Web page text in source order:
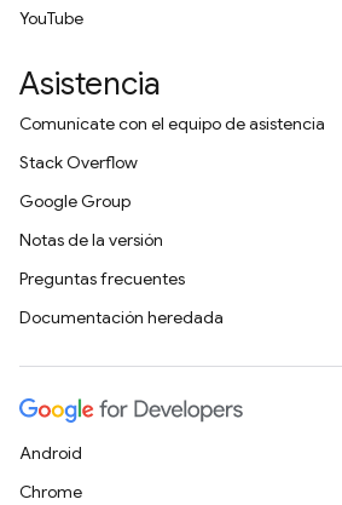
YouTube
Asistencia
Comunícate con el equipo de asistencia
Stack Overflow
Google Group
Notas de la versión
Preguntas frecuentes
Documentación heredada
Android
Chrome